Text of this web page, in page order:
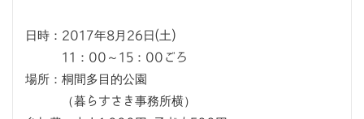
日時：2017年8月26日(土)
11：00～15：00ごろ
場所：桐間多目的公園
（暮らすさき事務所横）